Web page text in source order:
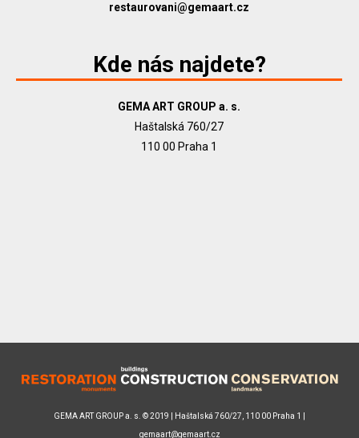
restaurovani@gemaart.cz
Kde nás najdete?
GEMA ART GROUP a. s.
Haštalská 760/27
110 00 Praha 1
GEMA ART GROUP a. s. © 2019 | Haštalská 760/27, 110 00 Praha 1 |
gemaart@gemaart.cz